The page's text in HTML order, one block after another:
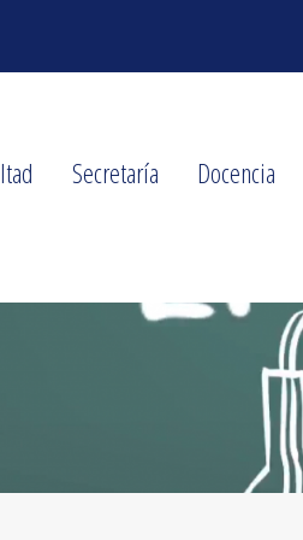
Secretaría Docencia